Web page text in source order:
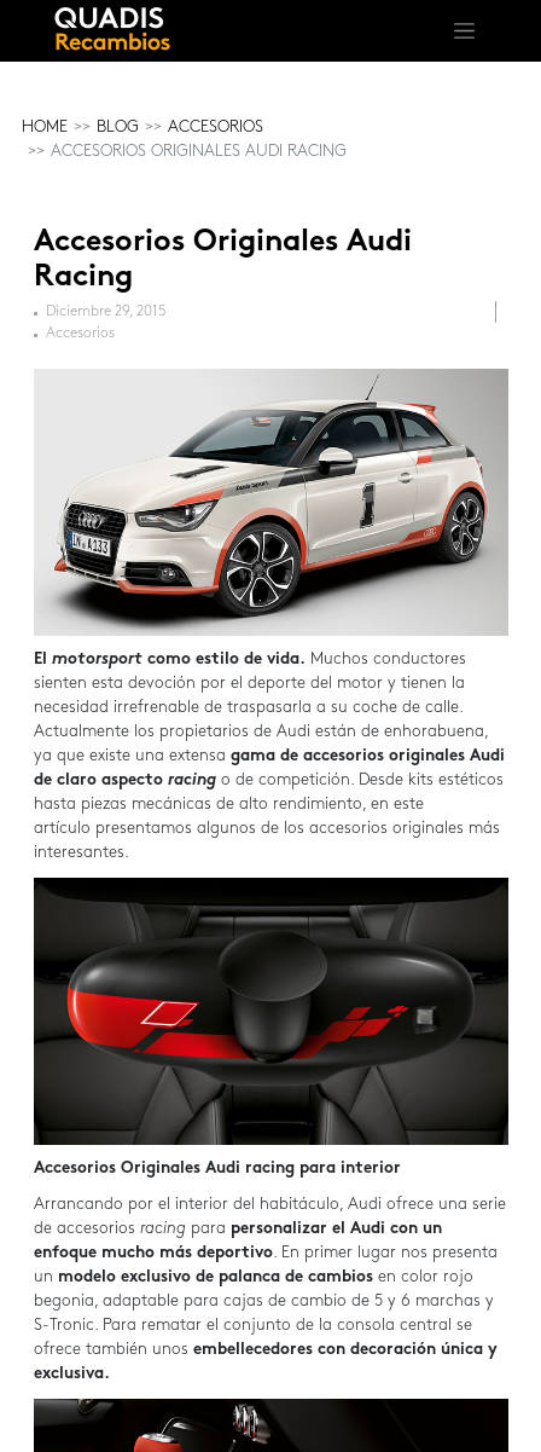
HOME BLOG
ACCESORIOS
ACCESORIOS ORIGINALES AUDI RACING
Accesorios Originales Audi
Racing
Diciembre 29, 2015
Accesorios
El motorsportcomo estilo de vida. Muchos conductores
sienten esta devoción por el deporte del motor y tienen la
necesidad irrefrenable de traspasarla a su coche de calle.
Actualmente los propietarios de Audi están de enhorabuena,
ya que existe una extensa gama de accesorios originales Audi
de claro aspecto racingo de competición. Desde kits estéticos
hasta piezas mecánicas de alto rendimiento, en este
artículo presentamos algunos de los accesorios originales más
interesantes.
Accesorios Originales Audi racing para interior
Arrancando por el interior del habitáculo, Audi ofrece una serie
de accesorios racing para personalizar el Audi con un
enfoque mucho más deportivo. En primer lugar nos presenta
un modelo exclusivo de palanca de cambiosen color rojo
begonia, adaptable para cajas de cambio de 5 y 6 marchas y
S-Tronic. Para rematar el conjunto de la consola central se
ofrece también unos embellecedores con decoración única y
exclusiva.